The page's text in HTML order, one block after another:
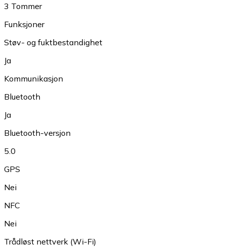
3 Tommer
Funksjoner
Støv- og fuktbestandighet
Ja
Kommunikasjon
Bluetooth
Ja
Bluetooth-versjon
5.0
GPS
Nei
NFC
Nei
Trådløst nettverk (Wi-Fi)